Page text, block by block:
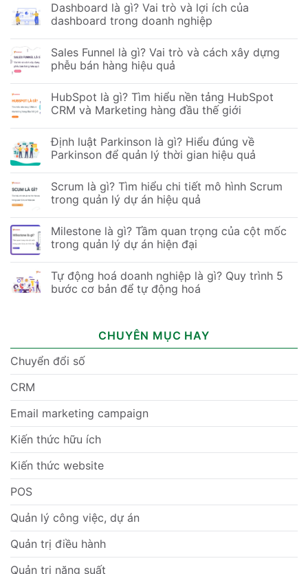
Dashboard là gì? Vai trò và lợi ích của
dashboard trong doanh nghiệp
Sales Funnel là gì? Vai trò và cách xây dựng
phễu bán hàng hiệu quả
HubSpot là gì? Tìm hiểu nền tảng HubSpot
CRM và Marketing hàng đầu thế giới
Định luật Parkinson là gì? Hiểu đúng về
Parkinson để quản lý thời gian hiệu quả
Scrum là gì? Tìm hiểu chi tiết mô hình Scrum
trong quản lý dự án hiệu quả
Milestone là gì? Tầm quan trọng của cột mốc
trong quản lý dự án hiện đại
Tự động hoá doanh nghiệp là gì? Quy trình 5
bước cơ bản để tự động hoá
CHUYÊN MỤC HAY
Chuyển đổi số
CRM
Email marketing campaign
Kiến thức hữu ích
Kiến thức website
POS
Quản lý công việc, dự án
Quản trị điều hành
Quản trị năng suất